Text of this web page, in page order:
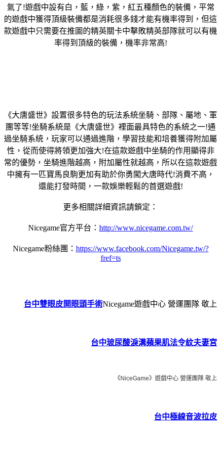
氣了!遊戲中設有白，藍，綠，紫，紅五種顏色的裝備，平常
的遊戲中獲得頂級裝備都是消耗很多錢才能有機率得到，但這
款遊戲中只需要在推圖的精英關卡中擊敗精英部隊就可以有機
率得到頂級的裝備，機率非常高!
《大唐盛世》設置很多特色的玩法系統坐騎、部隊、屬地、軍
團等等!坐騎系統是《大唐盛世》裡面最具特色的系統之一!通
過坐騎系統，玩家可以通過進階，學習技能和培養獲得附加屬
性，從而使得將領更加強大!在這款遊戲中坐騎的作用顯得非
常的優勢，坐騎進階越高，附加屬性就越高，所以在這款遊戲
中擁有一匹寶馬良駒更加有助於你勇闖大唐時代!消費不高，
還能打發時間，一款娛樂輕鬆的首選遊戲!
更多相關詳細資訊請鎖定：
Nicegame官方平台： http://www.nicegame.com.tw/
Nicegame粉絲團： https://www.facebook.com/Nicegame.tw/?
fref=ts
台中雙眼皮開眼頭手術Nicegame遊戲中心 營運團隊 敬上
台中玻尿酸淚溝蘋果肌法令紋夫妻宮
《NiceGame》遊戲中心 營運團隊 敬上
台中極線音波拉皮